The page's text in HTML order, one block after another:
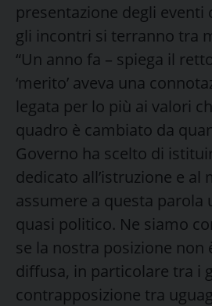
presentazione degli eventi
gli incontri si terranno tra
“Un anno fa – spiega il
‘merito’ aveva una
legata per lo più ai valori
quadro è cambiato da
Governo ha scelto di
dedicato all’istruzione e al
assumere a questa parola
quasi politico. Ne siamo
se la nostra posizione non
diffusa, in particolare tra i
contrapposizione tra